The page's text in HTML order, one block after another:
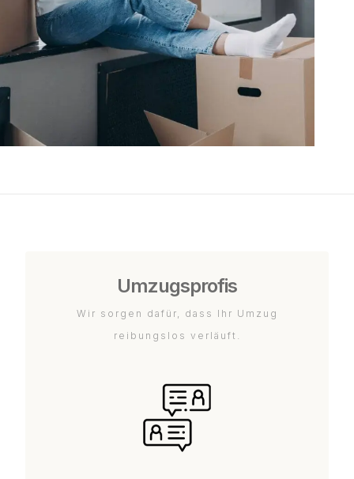
Umzugsprofis
Wir sorgen dafür, dass Ihr Umzug
reibungslos verläuft.